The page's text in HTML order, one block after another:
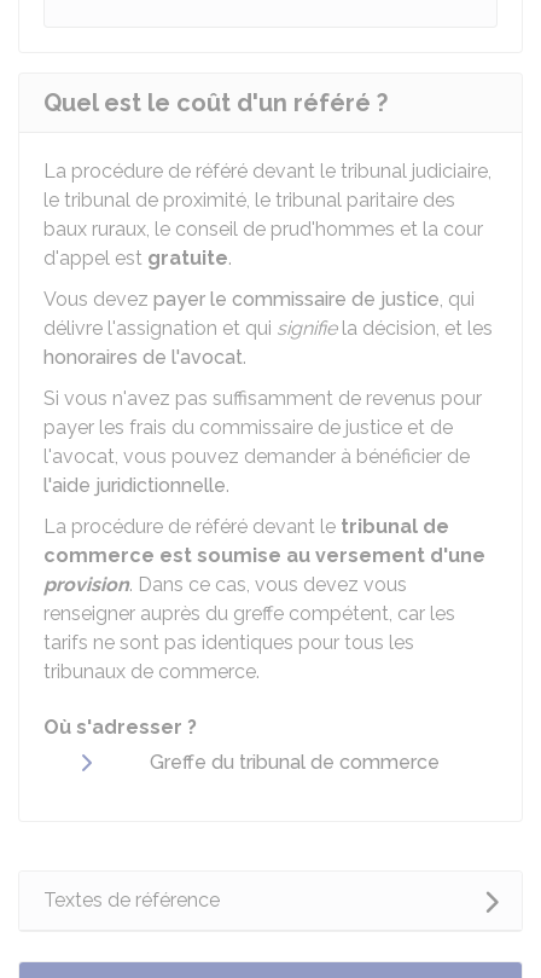
Quel est le coût d'un référé ?
La procédure de référé devant le tribunal judiciaire,
le tribunal de proximité, le tribunal paritaire des
baux ruraux, le conseil de prud'hommes et la cour
d'appel est gratuite.
Vous devez payer le commissaire de justice, qui
délivre l'assignation et qui signifiela décision, et les
honoraires de l'avocat.
Si vous n'avez pas suffisamment de revenus pour
payer les frais du commissaire de justice et de
l'avocat, vous pouvez demander à bénéficier de
l'aide juridictionnelle.
La procédure de référé devant le tribunal de
commerce est soumise au versement d'une
provision. Dans ce cas, vous devez vous
renseigner auprès du greffe compétent, car les
tarifs ne sont pas identiques pour tous les
tribunaux de commerce.
Où s'adresser ?
Greffe du tribunal de commerce
Textes de référence